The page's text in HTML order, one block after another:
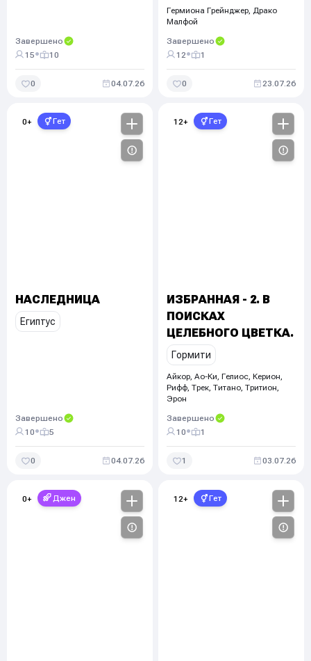
Завершено
15• 10
0 04.07.26
Гермиона Грейнджер, Драко
Малфой
Завершено
12• 1
0 23.07.26
0+ Гет
НАСЛЕДНИЦА
Египтус
Завершено
10• 5
0 04.07.26
12+ Гет
ИЗБРАННАЯ - 2. В
ПОИСКАХ
ЦЕЛЕБНОГО ЦВЕТКА.
Гормити
Айкор, Ао-Ки, Гелиос, Керион,
Рифф, Трек, Титано, Тритион,
Эрон
Завершено
10• 1
1 03.07.26
0+ Джен 12+ Гет